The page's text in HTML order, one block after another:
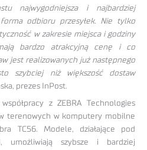
najwygodniejsza i najbardziej
odbioru przesyłek. Nie tylko
w zakresie miejsca i godziny
bardzo atrakcyjną cenę i co
jest realizowanych już następnego
szybciej niż większość dostaw
prezes InPost.
z ZEBRA Technologies
terenowych w komputery mobilne
TC56. Modele, działające pod
umożliwiają szybsze i bardziej